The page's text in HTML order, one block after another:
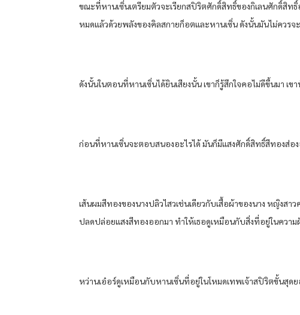
ขณะที่หานเซิ่นเตรียมตัวจะเรียกสปิริตศักดิ์สิทธิ์ของกิเลนศักดิ์สิท
หมดแล้วด้วยพลังของคิลสกายก็อตและหานเซิ่น ดังนั้นมันไม่ควรจ
ดังนั้นในตอนที่หานเซิ่นได้ยินเสียงนั้น เขาก็รู้สึกใจคอไม่ดีขึ้นมา
ก่อนที่หานเซิ่นจะตอบสนองอะไรได้ มันก็มีแสงศักดิ์สิทธิ์สีทองส่
เส้นผมสีทองของนางปลิวไสวเช่นเดียวกับเสื้อผ้าของนาง หญิง
ปลดปล่อยแสงสีทองออกมา ทำให้เธอดูเหมือนกับสิ่งที่อยู่ในความ
หว่านเอ๋อร์ดูเหมือนกับหานเซิ่นที่อยู่ในโหมดเทพเจ้าสปิริตขั้นสุด